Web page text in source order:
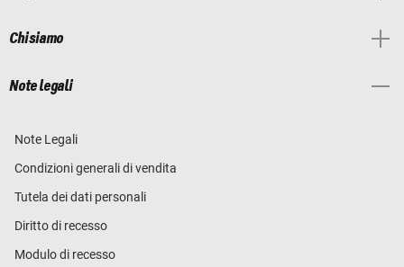
Chi siamo
Note legali
Note Legali
Condizioni generali di vendita
Tutela dei dati personali
Diritto di recesso
Modulo di recesso